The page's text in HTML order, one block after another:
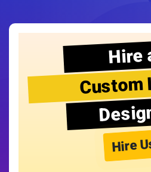
Hire
Custom
Hire